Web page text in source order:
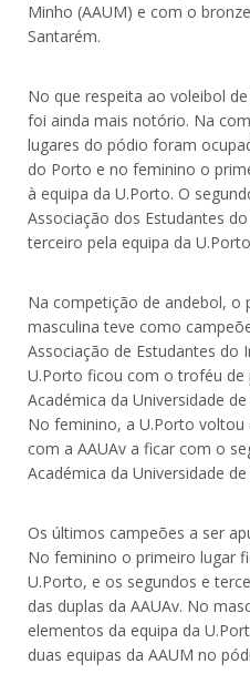
Minho (AAUM) e com o
Santarém.
No que respeita ao voleibol
foi ainda mais notório. Na
lugares do pódio foram
do Porto e no feminino o
à equipa da U.Porto. O
Associação dos Estudantes
terceiro pela equipa da
Na competição de andebol, o
masculina teve como
Associação de Estudantes do
U.Porto ficou com o troféu de
Académica da Universidade
No feminino, a U.Porto
com a AAUAv a ficar com o
Académica da Universidade
Os últimos campeões a ser
No feminino o primeiro lugar
U.Porto, e os segundos e
das duplas da AAUAv. No
elementos da equipa da
duas equipas da AAUM no